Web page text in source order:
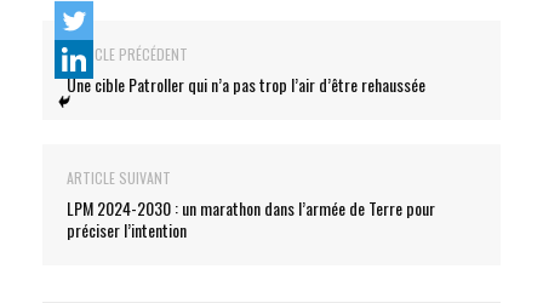
ARTICLE PRÉCÉDENT
Une cible Patroller qui n’a pas trop l’air d’être rehaussée
ARTICLE SUIVANT
LPM 2024-2030 : un marathon dans l’armée de Terre pour
préciser l’intention